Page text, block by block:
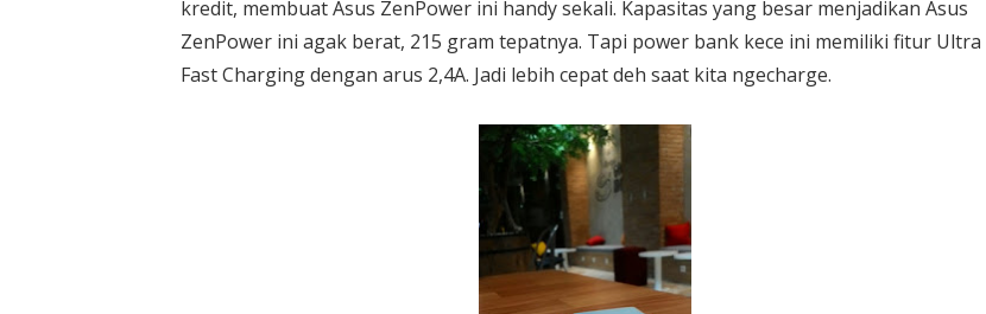
kredit, membuat Asus ZenPower ini handy sekali. Kapasitas yang besar menjadikan Asus
ZenPower ini agak berat, 215 gram tepatnya. Tapi power bank kece ini memiliki fitur Ultra
Fast Charging dengan arus 2,4A. Jadi lebih cepat deh saat kita ngecharge.